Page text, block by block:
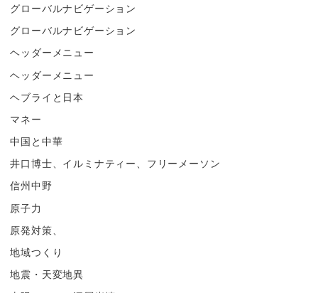
グローバルナビゲーション
グローバルナビゲーション
ヘッダーメニュー
ヘッダーメニュー
ヘブライと日本
マネー
中国と中華
井口博士、イルミナティー、フリーメーソン
信州中野
原子力
原発対策、
地域つくり
地震・天変地異